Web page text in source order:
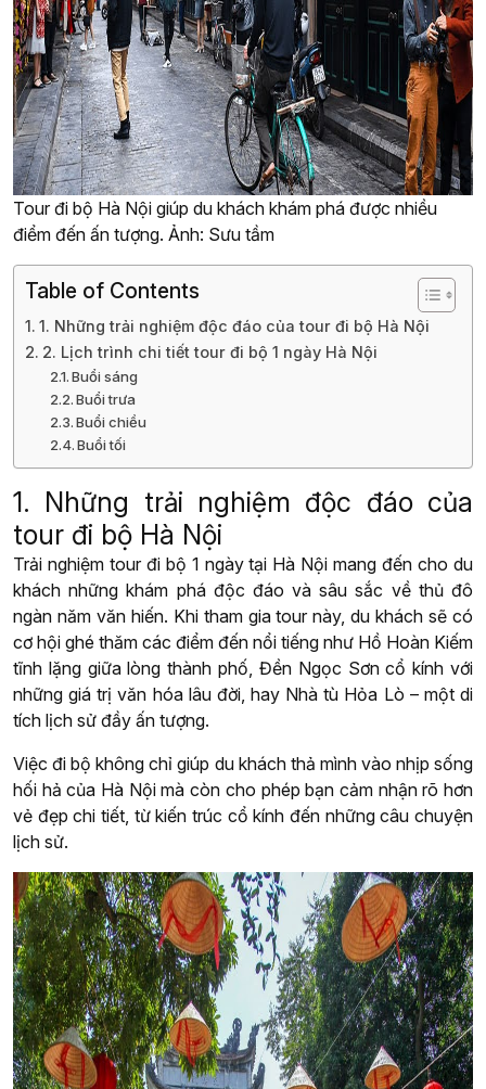
Tour đi bộ Hà Nội giúp du khách khám phá được nhiều
điểm đến ấn tượng. Ảnh: Sưu tầm
Table of Contents
1. Những trải nghiệm độc đáo của tour đi bộ Hà Nội
2. Lịch trình chi tiết tour đi bộ 1 ngày Hà Nội
Buổi sáng
Buổi trưa
Buổi chiều
Buổi tối
1. Những trải nghiệm độc đáo của
tour đi bộ Hà Nội
Trải nghiệm tour đi bộ 1 ngày tại Hà Nội mang đến cho du
khách những khám phá độc đáo và sâu sắc về thủ đô
ngàn năm văn hiến. Khi tham gia tour này, du khách sẽ có
cơ hội ghé thăm các điểm đến nổi tiếng như Hồ Hoàn Kiếm
tĩnh lặng giữa lòng thành phố, Đền Ngọc Sơn cổ kính với
những giá trị văn hóa lâu đời, hay Nhà tù Hỏa Lò – một di
tích lịch sử đầy ấn tượng.
Việc đi bộ không chỉ giúp du khách thả mình vào nhịp sống
hối hả của Hà Nội mà còn cho phép bạn cảm nhận rõ hơn
vẻ đẹp chi tiết, từ kiến trúc cổ kính đến những câu chuyện
lịch sử.